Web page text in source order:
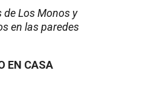
Los Monos y
en las paredes
EN CASA